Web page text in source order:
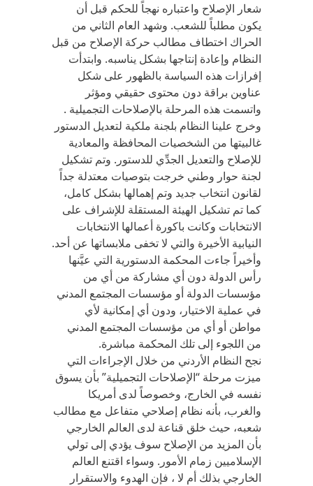
شعار الإصلاح واعتباره نهجاً للحكم قبل أن
يكون مطلباً للشعب. وشهد العام الثاني من
الحراك اختطاف مطالب حركة الإصلاح من قبل
النظام وإعادة إنتاجها بشكل يناسبه. وابتدأت
إفرازات هذه السياسة بالظهور على شكل
عناوين براقة دون محتوى حقيقي ومؤثر
واتسمت هذه المرحلة بالإصلاحات التجميلية .
وخرج علينا النظام بلجنة ملكية لتعديل الدستور
غالبيتها من الشخصيات المحافظة والمعادية
للإصلاح والتعديل الجدِّي للدستور. وتم تشكيل
لجنة حوار وطني خرجت بتوصيات معتدلة جداً
لقانون انتخاب جديد وتم إهمالها بشكل كامل،
كما تم تشكيل الهيئة المستقلة للإشراف على
الانتخابات وكانت باكورة أعمالها الانتخابات
النيابية الأخيرة والتي لا تخفى ملابساتها عن أحد.
وأخيراً جاءت المحكمة الدستورية التي عيَّنها
رأس الدولة دون أي مشاركة من أي من
مؤسسات الدولة أو مؤسسات المجتمع المدني
في عملية الاختيار، ودون أي إمكانية لأي
مواطن أو أي من مؤسسات المجتمع المدني
من اللجوء إلى تلك المحكمة مباشرة.
نجح النظام الأردني من خلال الإجراءات التي
ميزت مرحلة “الإصلاحات التجميلية” بأن يسوق
نفسه في الخارج، وخصوصاً لدى أمريكا
والغرب، بأنه نظام إصلاحي متفاعل مع مطالب
شعبه، حيث خلق قناعة لدى العالم الخارجي
بأن المزيد من الإصلاح سوف يؤدي إلى تولي
الإسلاميين زمام الأمور. وسواء اقتنع العالم
الخارجي بذلك أم لا ، فإن الهدوء والاستقرار